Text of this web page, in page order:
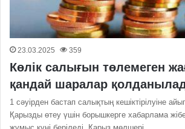
23.03.2025 359
Көлік салығын төлемеген
қандай шаралар
1 сәуірден бастап салықтың кешіктірілуіне
Қарызды өтеу үшін борышкерге хабарлама